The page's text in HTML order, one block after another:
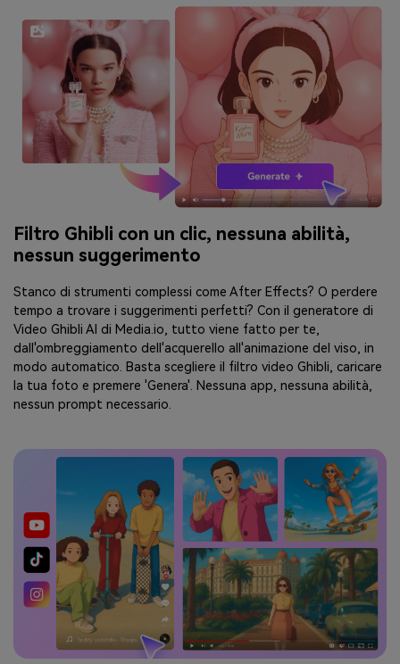
Filtro Ghibli con un clic, nessuna abilità,
nessun suggerimento
Stanco di strumenti complessi come After Effects? O perdere
tempo a trovare i suggerimenti perfetti? Con il generatore di
Video Ghibli AI di Media.io, tutto viene fatto per te,
dall'ombreggiamento dell'acquerello all'animazione del viso, in
modo automatico. Basta scegliere il filtro video Ghibli, caricare
la tua foto e premere 'Genera'. Nessuna app, nessuna abilità,
nessun prompt necessario.